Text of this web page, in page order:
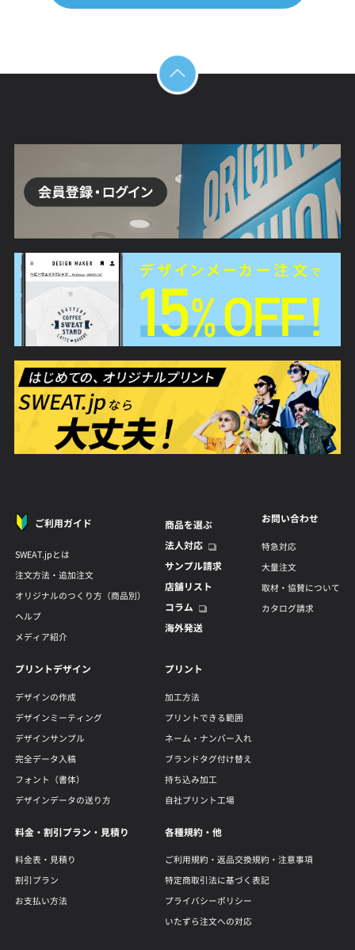
ご利用ガイド
SWEAT.jpとは
注文方法・追加注文
オリジナルのつくり方（商品別）
ヘルプ
メディア紹介
商品を選ぶ
法人対応
サンプル請求
店舗リスト
コラム
海外発送
お問い合わせ
特急対応
大量注文
取材・協賛について
カタログ請求
プリントデザイン
デザインの作成
デザインミーティング
デザインサンプル
完全データ入稿
フォント（書体）
デザインデータの送り方
プリント
加工方法
プリントできる範囲
ネーム・ナンバー入れ
ブランドタグ付け替え
持ち込み加工
自社プリント工場
料金・割引プラン・見積り
料金表・見積り
割引プラン
お支払い方法
各種規約・他
ご利用規約・返品交換規約・注意事項
特定商取引法に基づく表記
プライバシーポリシー
いたずら注文への対応